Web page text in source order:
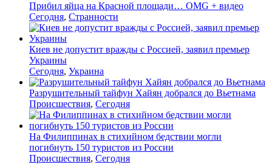
Прибил яйца на Красной площади… OMG + видео
Сегодня, Странности
Киев не допустит вражды с Россией, заявил премьер
Украины
Сегодня, Украина
Разрушительный тайфун Хайян добрался до Вьетнама
Происшествия, Сегодня
На Филиппинах в стихийном бедствии могли
погибнуть 150 туристов из России
Происшествия, Сегодня